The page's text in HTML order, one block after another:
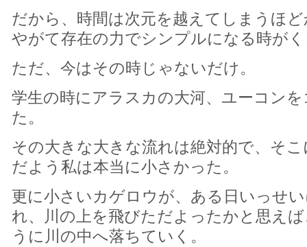
だから、時間は次元を越えてしまうほ
やがて存在の力でシンプルになる時が
ただ、今はその時じゃないだけ。
学生の時にアラスカの大河、ユーコン
た。
その大きな大きな流れは絶対的で、そ
だよう私は本当に小さかった。
更に小さいカゲロウが、ある日いっせ
れ、川の上を飛びただよったかと思え
うに川の中へ落ちていく。